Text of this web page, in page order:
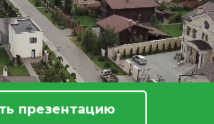
презентацию